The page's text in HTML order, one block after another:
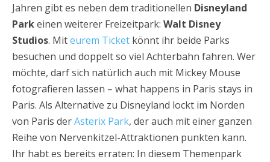
Jahren gibt es neben dem traditionellen Disneyland
Parkeinen weiterer Freizeitpark: Walt Disney
Studios. Miteurem Ticket könnt ihr beide Parks
besuchen und doppelt so viel Achterbahn fahren. Wer
möchte, darf sich natürlich auch mit Mickey Mouse
fotografieren lassen – what happens in Paris stays in
Paris. Als Alternative zu Disneyland lockt im Norden
von Paris derAsterix Park, der auch mit einer ganzen
Reihe von Nervenkitzel-Attraktionen punkten kann.
Ihr habt es bereits erraten: In diesem Themenpark